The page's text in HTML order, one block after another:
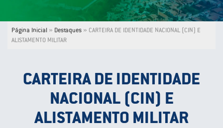
Página Inicial » Destaques » CARTEIRA DE IDENTIDADE NACIONAL (CIN) E
ALISTAMENTO MILITAR
CARTEIRA DE IDENTIDADE
NACIONAL (CIN) E
ALISTAMENTO MILITAR